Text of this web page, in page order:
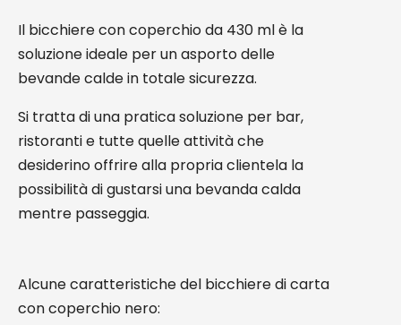
Il bicchiere con coperchio da 430 ml è la
soluzione ideale per un asporto delle
bevande calde in totale sicurezza.
Si tratta di una pratica soluzione per bar,
ristoranti e tutte quelle attività che
desiderino offrire alla propria clientela la
possibilità di gustarsi una bevanda calda
mentre passeggia.
Alcune caratteristiche del bicchiere di carta
con coperchio nero: